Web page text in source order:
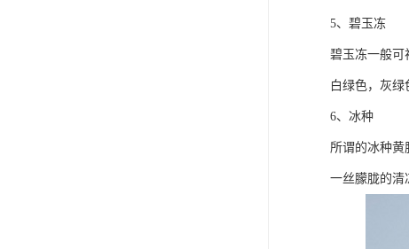
5、碧玉冻
碧玉冻一般可
白绿色，灰绿
6、冰种
所谓的冰种黄
一丝朦胧的清